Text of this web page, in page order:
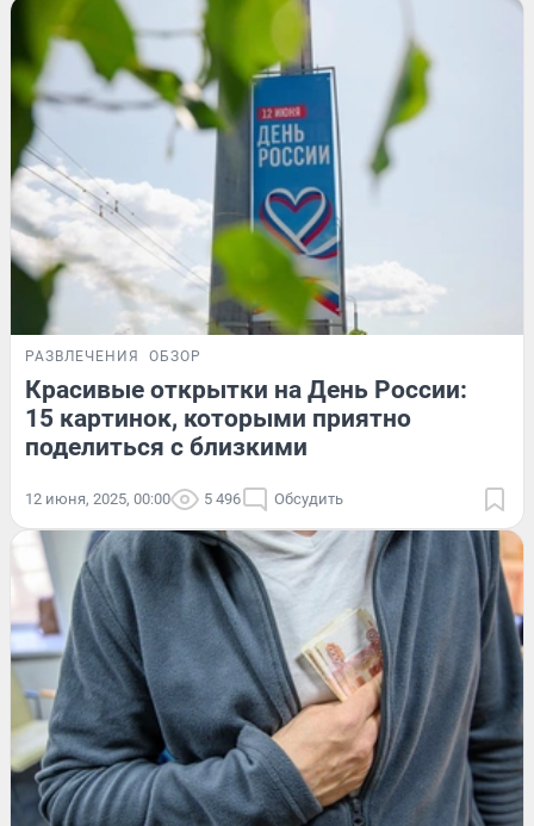
РАЗВЛЕЧЕНИЯ ОБЗОР
Красивые открытки на День России:
15 картинок, которыми приятно
поделиться с близкими
12 июня, 2025, 00:00 5 496 Обсудить